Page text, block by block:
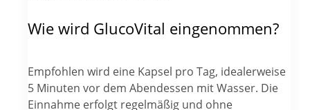
Wie wird GlucoVital eingenommen?
Empfohlen wird eine Kapsel pro Tag, idealerweise
5 Minuten vor dem Abendessen mit Wasser. Die
Einnahme erfolgt regelmäßig und ohne